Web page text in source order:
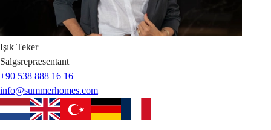
Işık Teker
Salgsrepræsentant
+90 538 888 16 16
info@summerhomes.com